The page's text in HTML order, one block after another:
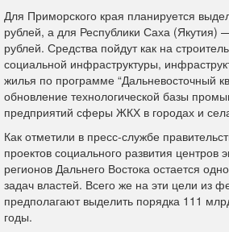
Для Приморского края планируется
рублей, а для Республики Саха (Якутия)
рублей. Средства пойдут как на
социальной инфраструктуры,
жилья по программе “Дальневосточный
обновление технологической базы
предприятий сферы ЖКХ в городах и
Как отметили в пресс-службе
проектов социального развития центров
регионов Дальнего Востока остается
задач властей. Всего же на эти цели из
предполагают выделить порядка 111
годы.